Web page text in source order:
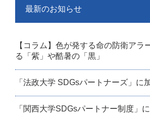
最新のお知らせ
【コラム】色が発する命の防衛ア
る「紫」や酷暑の「黒」
「法政大学 SDGsパートナーズ」に
「関西大学SDGsパートナー制度」